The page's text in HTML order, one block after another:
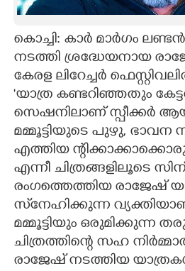
ASTRO
CARTOONS
LITERATURE
ZOOM
CONTACT US
കൊച്ചി: കാർ മാർഗം
നടത്തി ശ്രദ്ധേയനായ
കേരള ലിറേച്ചർ
'യാത്ര കണ്ടറിഞ്ഞതും
സെഷനിലാണ് സ്പീക്കർ
മമ്മൂട്ടിയുടെ പുഴു, ഭാവന
എത്തിയ
എന്നീ ചിത്രങ്ങളിലൂടെ
രംഗത്തെത്തിയ രാജേഷ്
സ്‌നേഹിക്കുന്ന
മമ്മൂട്ടിയും ഒരുമിക്കുന്ന
ചിത്രത്തിന്റെ സഹ
രാജേഷ് നടത്തിയ